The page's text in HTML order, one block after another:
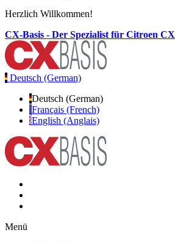
Herzlich Willkommen!
CX-Basis - Der Spezialist für Citroen CX
Deutsch (German)
Deutsch (German)
Français (French)
English (Anglais)
Menü